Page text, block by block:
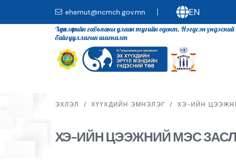
ehemut@ncmch.gov.mn EN
Хөдөлмөрийн гавьяаны улаан тугийн одонт, Нэгдсэн үндэсний
байгууллагын шагналт
ЭХЛЭЛ / ХҮҮХДИЙН ЭМНЭЛЭГ / ХЭ-ИЙН
ХЭ-ИЙН ЦЭЭЖНИЙ МЭС